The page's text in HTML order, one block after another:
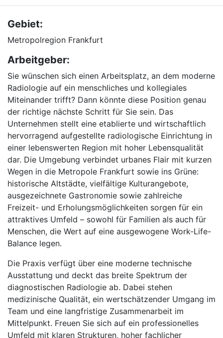
Gebiet:
Metropolregion Frankfurt
Arbeitgeber:
Sie wünschen sich einen Arbeitsplatz, an dem moderne
Radiologie auf ein menschliches und kollegiales
Miteinander trifft? Dann könnte diese Position genau
der richtige nächste Schritt für Sie sein. Das
Unternehmen stellt eine etablierte und wirtschaftlich
hervorragend aufgestellte radiologische Einrichtung in
einer lebenswerten Region mit hoher Lebensqualität
dar. Die Umgebung verbindet urbanes Flair mit kurzen
Wegen in die Metropole Frankfurt sowie ins Grüne:
historische Altstädte, vielfältige Kulturangebote,
ausgezeichnete Gastronomie sowie zahlreiche
Freizeit- und Erholungsmöglichkeiten sorgen für ein
attraktives Umfeld – sowohl für Familien als auch für
Menschen, die Wert auf eine ausgewogene Work-Life-
Balance legen.
Die Praxis verfügt über eine moderne technische
Ausstattung und deckt das breite Spektrum der
diagnostischen Radiologie ab. Dabei stehen
medizinische Qualität, ein wertschätzender Umgang im
Team und eine langfristige Zusammenarbeit im
Mittelpunkt. Freuen Sie sich auf ein professionelles
Umfeld mit klaren Strukturen, hoher fachlicher